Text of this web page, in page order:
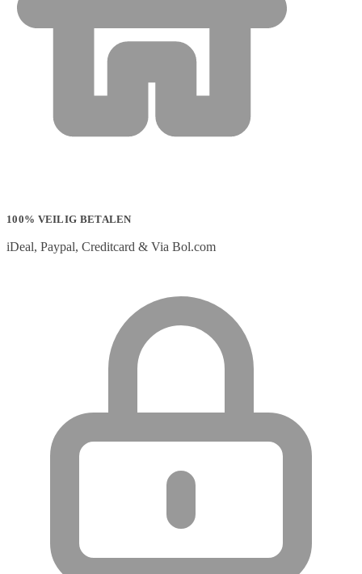
100% VEILIG BETALEN
iDeal, Paypal, Creditcard & Via Bol.com